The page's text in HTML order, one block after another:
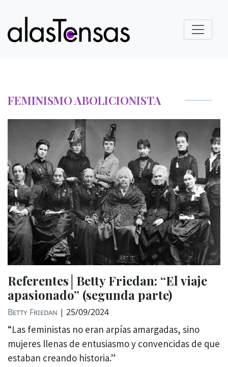
FEMINISMO ABOLICIONISTA
Referentes│Betty Friedan: “El viaje
apasionado” (segunda parte)
Betty Friedan | 25/09/2024
“Las feministas no eran arpías amargadas, sino
mujeres llenas de entusiasmo y convencidas de que
estaban creando historia.”